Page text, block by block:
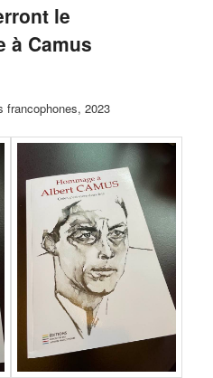
le
à Camus
francophones, 2023